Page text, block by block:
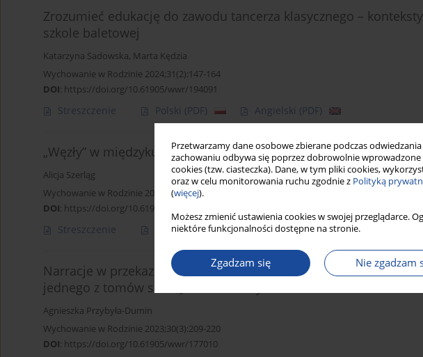
Przetwarzamy dane osobowe zbierane podczas
zachowaniu odbywa się poprzez dobrowolnie
cookies (tzw. ciasteczka). Dane, w tym pliki cookies,
oraz w celu monitorowania ruchu zgodnie z Polityką
(więcej).
Możesz zmienić ustawienia cookies w swojej przeglądarce.
niektóre funkcjonalności dostępne na stronie.
Zgadzam się Nie zgadzam
Zrozumieć edukację do zawodu tancerza klasycznego –
szkole baletowej
Katarzyna Sadowska, Marta Kędzia
Wychowanie w Rodzinie 2024;31(2):147-164
DOI: https://doi.org/10.61905/wwr/194091
Streszczenie Polski (PDF) Angielski (PDF)
„Węzły” w międzykulturowej sieci pogranicza kulturowego
Alicja Szerląg
Wychowanie w Rodzinie 2024;31(3):31-47
DOI: https://doi.org/10.61905/wwr/195508
Streszczenie Polski(PDF) Angielski(PDF)
Narracje w przekazie rodzinnym. Wątki folkloru słownego w
jednego z tomów serii „Jako downi bywało”
Agnieszka Przybyła-Dumin
Wychowanie w Rodzinie 2023;30(3):209-220
DOI: https://doi.org/10.61905/wwr/177010